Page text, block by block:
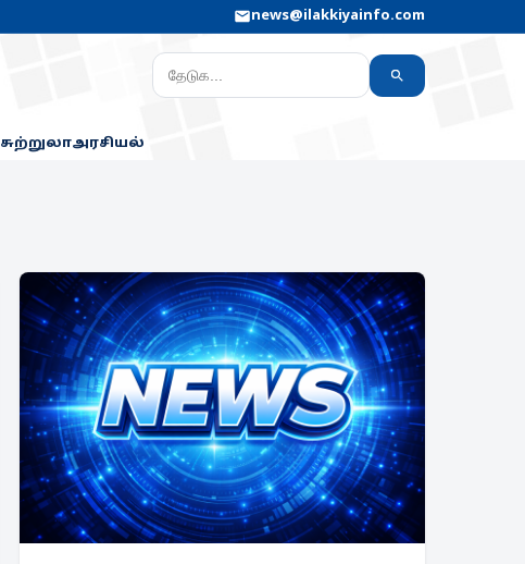
news@ilakkiyainfo.com
சுற்றுலாஅரசியல்